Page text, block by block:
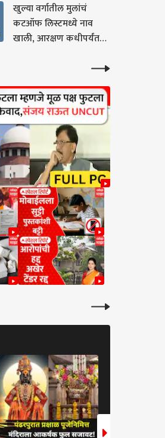
खुल्या वर्गातील मुलांचं
कटऑफ लिस्टमध्ये नाव
खाली, आरक्षण कधीपर्यंत
मोहन भागवतांचं रोखठोक
उत्तर